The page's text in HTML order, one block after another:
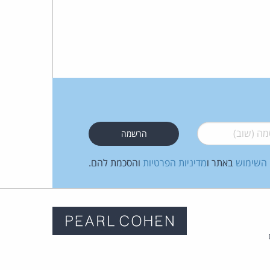
(שוב)*
השימוש באתר ומדיניות הפרטיות והסכמת להם.